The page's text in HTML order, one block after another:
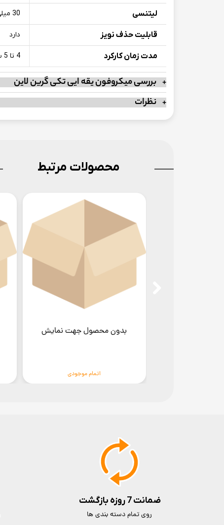
لیتنسی 30 میلی ثانیه
قابلیت حذف نویز دارد
مدت زمان کارکرد 4 تا 5 ساعت
بررسی میکروفون یقه ایی تکی گرین لاین
نظرات
بدون محصول جهت نمایش
اتمام موجودی
محصولات مرتبط
ضمانت 7 روزه بازگشت
روی تمام دسته بندی ها